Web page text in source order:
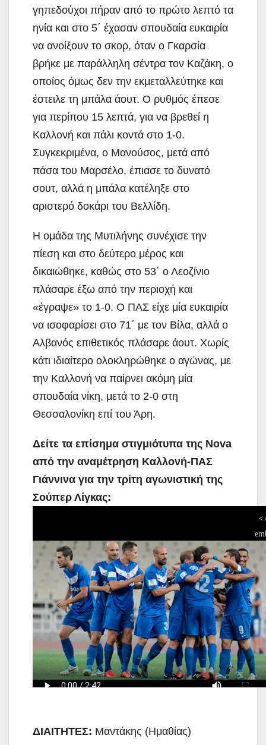
γηπεδούχοι πήραν από το πρώτο λεπτό τα
ηνία και στο 5΄ έχασαν σπουδαία ευκαιρία
να ανοίξουν το σκορ, όταν ο Γκαρσία
βρήκε με παράλληλη σέντρα τον Καζάκη, ο
οποίος όμως δεν την εκμεταλλεύτηκε και
έστειλε τη μπάλα άουτ. Ο ρυθμός έπεσε
για περίπου 15 λεπτά, για να βρεθεί η
Καλλονή και πάλι κοντά στο 1-0.
Συγκεκριμένα, ο Μανούσος, μετά από
πάσα του Μαρσέλο, έπιασε το δυνατό
σουτ, αλλά η μπάλα κατέληξε στο
αριστερό δοκάρι του Βελλίδη.
Η ομάδα της Μυτιλήνης συνέχισε την
πίεση και στο δεύτερο μέρος και
δικαιώθηκε, καθώς στο 53΄ ο Λεοζίνιο
πλάσαρε έξω από την περιοχή και
«έγραψε» το 1-0. Ο ΠΑΣ είχε μία ευκαιρία
να ισοφαρίσει στο 71΄ με τον Βίλα, αλλά ο
Αλβανός επιθετικός πλάσαρε άουτ. Χωρίς
κάτι ιδιαίτερο ολοκληρώθηκε ο αγώνας, με
την Καλλονή να παίρνει ακόμη μία
σπουδαία νίκη, μετά το 2-0 στη
Θεσσαλονίκη επί του Άρη.
Δείτε τα επίσημα στιγμιότυπα της Nova
από την αναμέτρηση Καλλονή-ΠΑΣ
Γιάννινα για την τρίτη αγωνιστική της
Σούπερ Λίγκας:
ΔΙΑΙΤΗΤΕΣ: Μαντάκης (Ημαθίας)